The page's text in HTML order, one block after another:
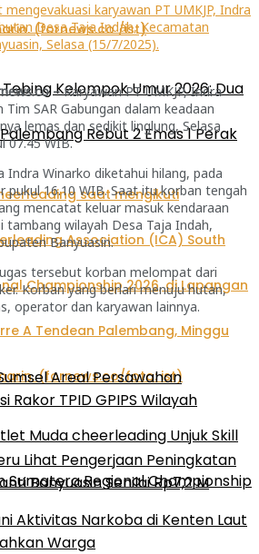
Kelompok Umur 2026: Dua
Rebut 2 Emas 1 Perak
Muda cheerleading Unjuk Skill
Sumatera Regional Championship
karyawan PT UMKJP, Indra
Desa Taja Indah, Kecamatan
Selasa (15/7/2025).
–Karyawan PT UMKJP, Indra
SAR Gabungan dalam keadaan
lemas dan sedikit linglung, Selasa
07.45 WIB.
Indra Winarko diketahui hilang, pada
pukul 16.10 WIB. Saat itu korban tengah
mencatat keluar masuk kendaraan
tambang wilayah Desa Taja Indah,
Banyuasin.
tersebut korban melompat dari
Korban yang berlari menuju hutan,
operator dan karyawan lainnya.
Areal Persawahan
Rakor TPID GPIPS Wilayah
Lihat Pengerjaan Peningkatan
Banyuasin Senilai Rp7,2 M
Aktivitas Narkoba di Kenten Laut
Warga